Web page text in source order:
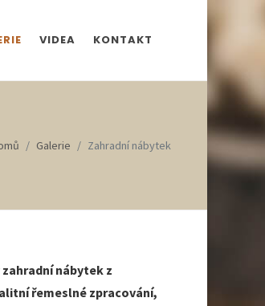
VIDEA KONTAKT
Galerie Zahradní nábytek
nábytek z
řemeslné zpracování,